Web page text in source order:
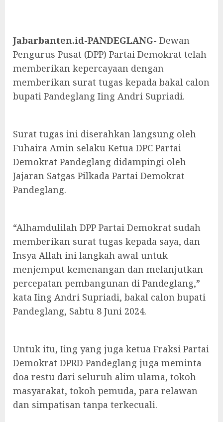
Jabarbanten.id-PANDEGLANG- Dewan
Pengurus Pusat (DPP) Partai Demokrat telah
memberikan kepercayaan dengan
memberikan surat tugas kepada bakal calon
bupati Pandeglang Iing Andri Supriadi.
Surat tugas ini diserahkan langsung oleh
Fuhaira Amin selaku Ketua DPC Partai
Demokrat Pandeglang didampingi oleh
Jajaran Satgas Pilkada Partai Demokrat
Pandeglang.
“Alhamdulilah DPP Partai Demokrat sudah
memberikan surat tugas kepada saya, dan
Insya Allah ini langkah awal untuk
menjemput kemenangan dan melanjutkan
percepatan pembangunan di Pandeglang,”
kata Iing Andri Supriadi, bakal calon bupati
Pandeglang, Sabtu 8 Juni 2024.
Untuk itu, Iing yang juga ketua Fraksi Partai
Demokrat DPRD Pandeglang juga meminta
doa restu dari seluruh alim ulama, tokoh
masyarakat, tokoh pemuda, para relawan
dan simpatisan tanpa terkecuali.